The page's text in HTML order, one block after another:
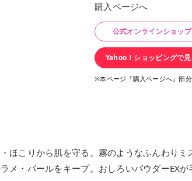
購入ページへ
公式オンラインショップ
Yahoo！ショッピングで
※本ページ『購入ページへ』部
ほこりから肌を守る。霧のようなふんわり
メ・パールをキープ。おしろいパウダーEX